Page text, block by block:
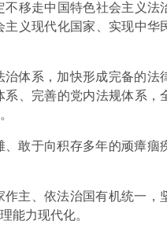
移走中国特色社会主义法
义现代化国家、实现中华
治体系，加快形成完备的法
、完善的党内法规体系，
敢于向积存多年的顽瘴痼
作主、依法治国有机统一，
能力现代化。